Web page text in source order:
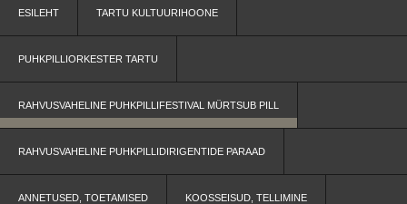
ESILEHT TARTU KULTUURIHOONE
PUHKPILLIORKESTER TARTU
RAHVUSVAHELINE PUHKPILLIFESTIVAL MÜRTSUB PILL
RAHVUSVAHELINE PUHKPILLIDIRIGENTIDE PARAAD
ANNETUSED, TOETAMISED KOOSSEISUD, TELLIMINE